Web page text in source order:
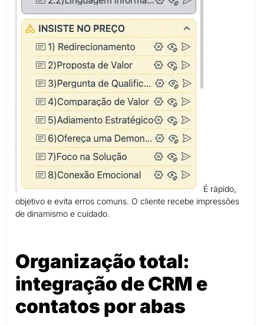
É rápido,
objetivo e evita erros comuns. O cliente recebe impressões
de dinamismo e cuidado.
Organização total:
integração de CRM e
contatos por abas